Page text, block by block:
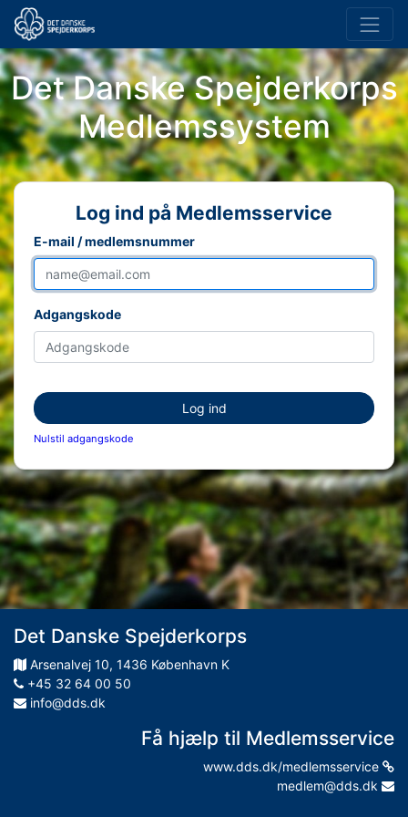
Det Danske Spejderkorps
Medlemssystem
Log ind på Medlemsservice
E-mail / medlemsnummer
Adgangskode
Log ind
Nulstil adgangskode
Det Danske Spejderkorps
Arsenalvej 10, 1436 København K
+45 32 64 00 50
info@dds.dk
Få hjælp til Medlemsservice
www.dds.dk/medlemsservice
medlem@dds.dk